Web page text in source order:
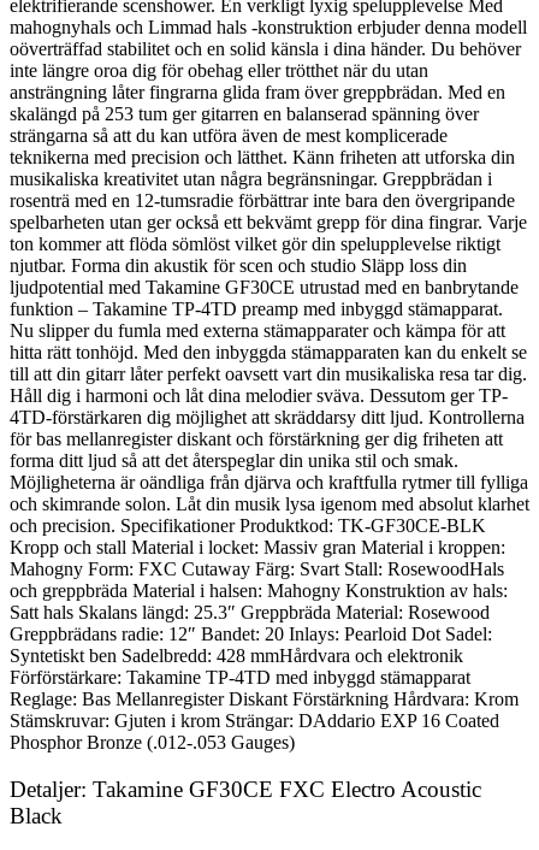
elektrifierande scenshower. En verkligt lyxig spelupplevelse Med
mahognyhals och Limmad hals -konstruktion erbjuder denna modell
oöverträffad stabilitet och en solid känsla i dina händer. Du behöver
inte längre oroa dig för obehag eller trötthet när du utan
ansträngning låter fingrarna glida fram över greppbrädan. Med en
skalängd på 253 tum ger gitarren en balanserad spänning över
strängarna så att du kan utföra även de mest komplicerade
teknikerna med precision och lätthet. Känn friheten att utforska din
musikaliska kreativitet utan några begränsningar. Greppbrädan i
rosenträ med en 12-tumsradie förbättrar inte bara den övergripande
spelbarheten utan ger också ett bekvämt grepp för dina fingrar. Varje
ton kommer att flöda sömlöst vilket gör din spelupplevelse riktigt
njutbar. Forma din akustik för scen och studio Släpp loss din
ljudpotential med Takamine GF30CE utrustad med en banbrytande
funktion – Takamine TP-4TD preamp med inbyggd stämapparat.
Nu slipper du fumla med externa stämapparater och kämpa för att
hitta rätt tonhöjd. Med den inbyggda stämapparaten kan du enkelt se
till att din gitarr låter perfekt oavsett vart din musikaliska resa tar dig.
Håll dig i harmoni och låt dina melodier sväva. Dessutom ger TP-
4TD-förstärkaren dig möjlighet att skräddarsy ditt ljud. Kontrollerna
för bas mellanregister diskant och förstärkning ger dig friheten att
forma ditt ljud så att det återspeglar din unika stil och smak.
Möjligheterna är oändliga från djärva och kraftfulla rytmer till fylliga
och skimrande solon. Låt din musik lysa igenom med absolut klarhet
och precision. Specifikationer Produktkod: TK-GF30CE-BLK
Kropp och stall Material i locket: Massiv gran Material i kroppen:
Mahogny Form: FXC Cutaway Färg: Svart Stall: RosewoodHals
och greppbräda Material i halsen: Mahogny Konstruktion av hals:
Satt hals Skalans längd: 25.3″ Greppbräda Material: Rosewood
Greppbrädans radie: 12″ Bandet: 20 Inlays: Pearloid Dot Sadel:
Syntetiskt ben Sadelbredd: 428 mmHårdvara och elektronik
Förförstärkare: Takamine TP-4TD med inbyggd stämapparat
Reglage: Bas Mellanregister Diskant Förstärkning Hårdvara: Krom
Stämskruvar: Gjuten i krom Strängar: DAddario EXP 16 Coated
Phosphor Bronze (.012-.053 Gauges)
Detaljer: Takamine GF30CE FXC Electro Acoustic
Black